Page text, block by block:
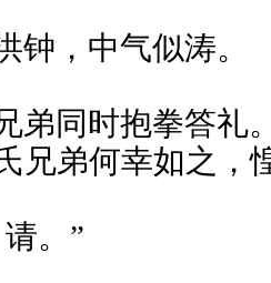
钟，中气似涛。
弟同时抱拳答礼
兄弟何幸如之，
。”